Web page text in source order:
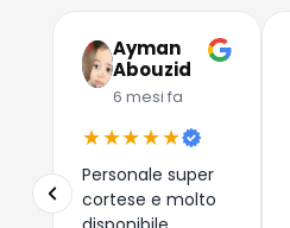
Ayman
Abouzid
6 mesi fa
★★★★★
Personale super
cortese e molto